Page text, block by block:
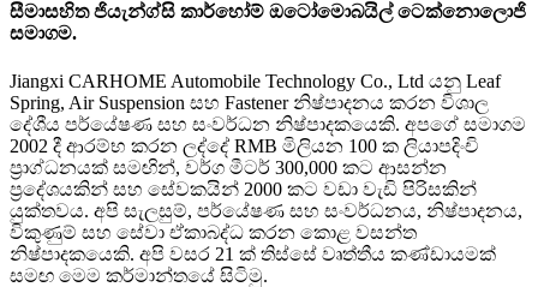
සීමාසහිත ජියැන්ග්සි කාර්හෝම් ඔටෝමොබයිල් ටෙක්නොලොජි
සමාගම.
Jiangxi CARHOME Automobile Technology Co., Ltd යනු Leaf
Spring, Air Suspension සහ Fastener නිෂ්පාදනය කරන විශාල
දේශීය පර්යේෂණ සහ සංවර්ධන නිෂ්පාදකයෙකි. අපගේ සමාගම
2002 දී ආරම්භ කරන ලද්දේ RMB මිලියන 100 ක ලියාපදිංචි
ප්‍රාග්ධනයක් සමඟින්, වර්ග මීටර් 300,000 කට ආසන්න
ප්‍රදේශයකින් සහ සේවකයින් 2000 කට වඩා වැඩි පිරිසකින්
යුක්තවය. අපි සැලසුම්, පර්යේෂණ සහ සංවර්ධනය, නිෂ්පාදනය,
විකුණුම් සහ සේවා ඒකාබද්ධ කරන කොළ වසන්ත
නිෂ්පාදකයෙකි. අපි වසර 21 ක් තිස්සේ වෘත්තීය කණ්ඩායමක්
සමඟ මෙම කර්මාන්තයේ සිටිමු.